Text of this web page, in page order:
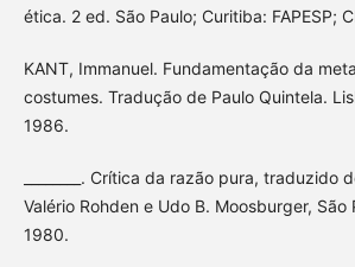
ética. 2 ed. São Paulo; Curitiba: FAPESP;
KANT, Immanuel. Fundamentação da
costumes. Tradução de Paulo Quintela.
1986.
________. Crítica da razão pura, traduzido
Valério Rohden e Udo B. Moosburger, São
1980.